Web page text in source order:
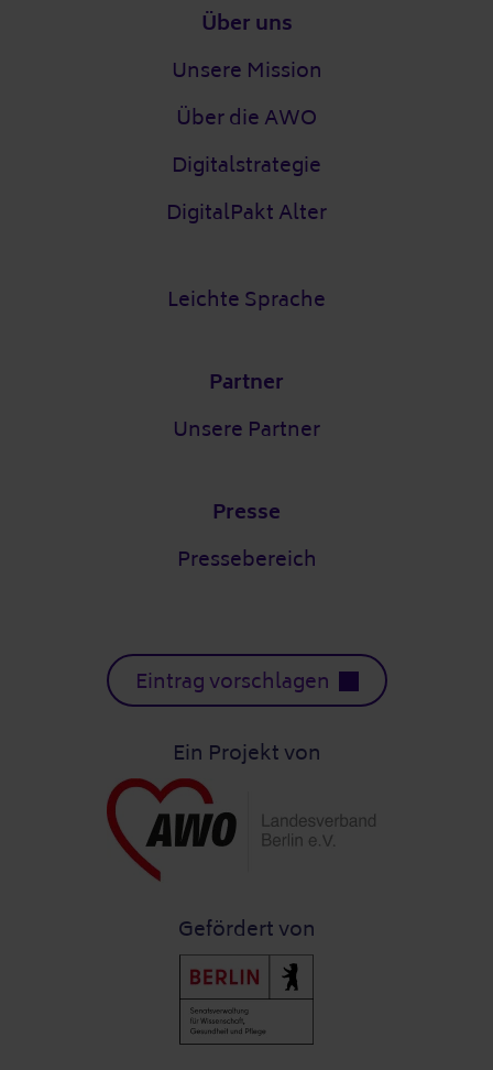
Über uns
Unsere Mission
Über die AWO
Digitalstrategie
DigitalPakt Alter
Leichte Sprache
Partner
Unsere Partner
Presse
Pressebereich
Eintrag vorschlagen
Ein Projekt von
Gefördert von